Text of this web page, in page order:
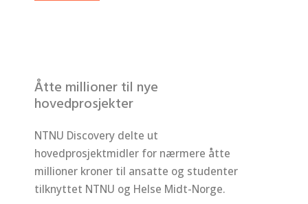
Åtte millioner til nye
hovedprosjekter
NTNU Discovery delte ut
hovedprosjektmidler for nærmere åtte
millioner kroner til ansatte og studenter
tilknyttet NTNU og Helse Midt-Norge.